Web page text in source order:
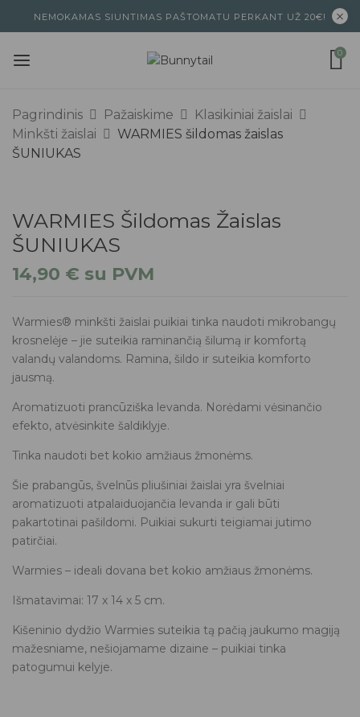
NEMOKAMAS SIUNTIMAS PAŠTOMATU PERKANT UŽ 20€!
0
Pagrindinis Pažaiskime
Klasikiniai žaislai
Minkšti žaislai
WARMIES šildomas žaislas
ŠUNIUKAS
WARMIES Šildomas Žaislas
ŠUNIUKAS
14,90 € su PVM
Warmies® minkšti žaislai puikiai tinka naudoti mikrobangų
krosnelėje – jie suteikia raminančią šilumą ir komfortą
valandų valandoms. Ramina, šildo ir suteikia komforto
jausmą.
Aromatizuoti prancūziška levanda. Norėdami vėsinančio
efekto, atvėsinkite šaldiklyje.
Tinka naudoti bet kokio amžiaus žmonėms.
Šie prabangūs, švelnūs pliušiniai žaislai yra švelniai
aromatizuoti atpalaiduojančia levanda ir gali būti
pakartotinai pašildomi. Puikiai sukurti teigiamai jutimo
patirčiai.
Warmies – ideali dovana bet kokio amžiaus žmonėms.
Išmatavimai: 17 x 14 x 5 cm.
Kišeninio dydžio Warmies suteikia tą pačią jaukumo magiją
mažesniame, nešiojamame dizaine – puikiai tinka
patogumui kelyje.